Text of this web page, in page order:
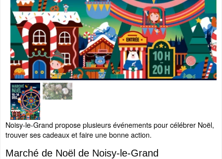
Noisy-le-Grand propose plusieurs événements pour célébrer Noël,
trouver ses cadeaux et faire une bonne action.
Marché de Noël de Noisy-le-Grand